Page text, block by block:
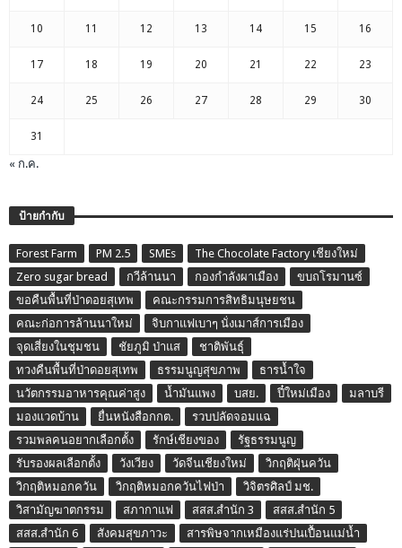
10 11 12 13 14 15 16
17 18 19 20 21 22 23
24 25 26 27 28 29 30
31
« ก.ค.
ป้ายกำกับ
Forest Farm PM 2.5 SMEs
The Chocolate Factory เชียงใหม่
Zero sugar bread
กวีล้านนา กองกำลังผาเมือง
ขบถโรมานซ์
ขอคืนพื้นที่ป่าดอยสุเทพ
คณะกรรมการสิทธิมนุษยชน
คณะก่อการล้านนาใหม่
จิบกาแฟเบาๆ นั่งเมาส์การเมือง
จุดเสี่ยงในชุมชน
ชัยภูมิ ป่าแส
ชาติพันธุ์
ทวงคืนพื้นที่ป่าดอยสุเทพ
ธรรมนูญสุขภาพ
ธารน้ำใจ
นวัตกรรมอาหารคุณค่าสูง
น้ำมันแพง บสย. ปี๋ใหม่เมือง
มลาบรี
มองแวดบ้าน
ยื่นหนังสือกกต.
รวบปลัดจอมแฉ
รวมพลคนอยากเลือกตั้ง
รักษ์เชียงของ
รัฐธรรมนูญ
รับรองผลเลือกตั้ง
วังเวียง วัดจีนเชียงใหม่
วิกฤติฝุ่นควัน
วิกฤติหมอกควัน
วิกฤติหมอกควันไฟป่า
วิจิตรศิลป์ มช.
วิสามัญฆาตกรรม
สภากาแฟ สสส.สำนัก 3
สสส.สำนัก 5
สสส.สำนัก 6
สังคมสุขภาวะ
สารพิษจากเหมืองแร่ปนเปื้อนแม่น้ำ